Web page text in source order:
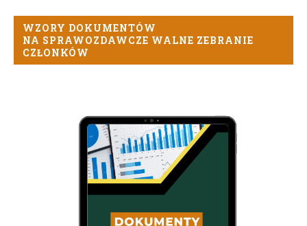
WZORY DOKUMENTÓW
NA SPRAWOZDAWCZE WALNE ZEBRANIE
CZŁONKÓW